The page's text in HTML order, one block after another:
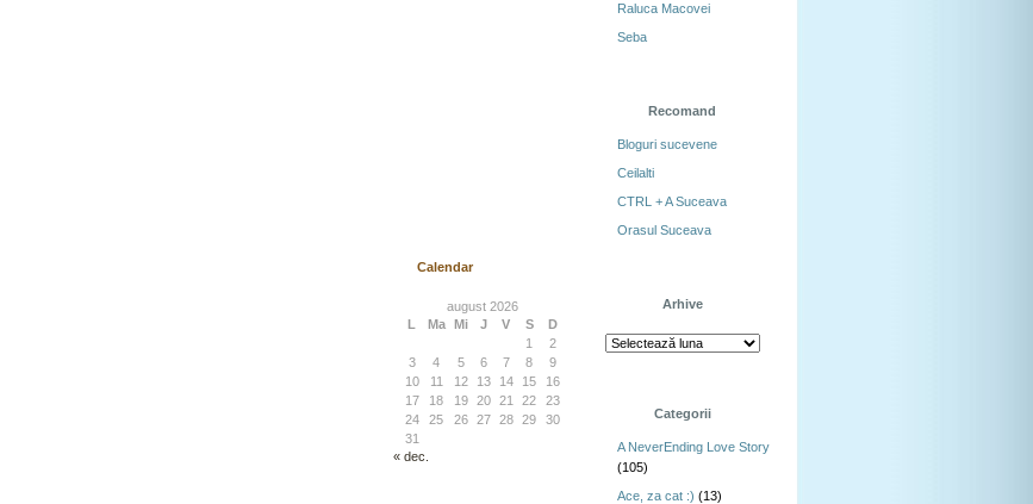
Calendar
august 2026
L
Ma Mi J V S
D
1
2
3
4 5 6 7 8
9
10
11 12 13 14 15
16
17
18 19 20 21 22
23
24
25 26 27 28 29
30
31
« dec.
Raluca Macovei
Seba
Recomand
Bloguri sucevene
Ceilalti
CTRL + A Suceava
Orasul Suceava
Arhive
Categorii
A NeverEnding Love Story
(105)
Ace, za cat :) (13)